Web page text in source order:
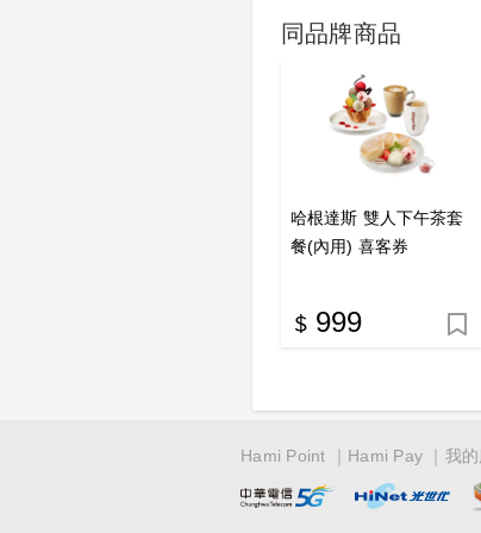
同品牌商品
哈根達斯 雙人下午茶套
餐(內用) 喜客券
999
Hami Point Hami Pay 我